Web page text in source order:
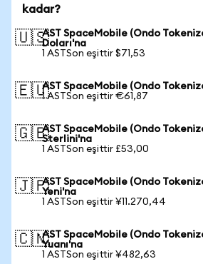
kadar?
🇺🇸AST SpaceMobile (Ondo
Doları'na
1 ASTSon eşittir $71,53
🇪🇺AST SpaceMobile (Ondo
1 ASTSon eşittir €61,87
🇬🇧AST SpaceMobile (Ondo
Sterlini'na
1 ASTSon eşittir £53,00
🇯🇵AST SpaceMobile (Ondo
Yeni'na
1 ASTSon eşittir ¥11.270,44
🇨🇳AST SpaceMobile (Ondo
Yuanı'na
1 ASTSon eşittir ¥482,63